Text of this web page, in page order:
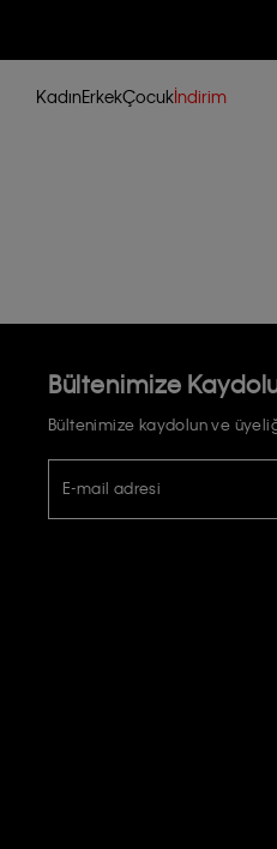
KadınErkekÇocukİndirim
Bültenimize
Bültenimize kaydolun ve
E-mail adresi
Calvin Klein e-bültenine abone